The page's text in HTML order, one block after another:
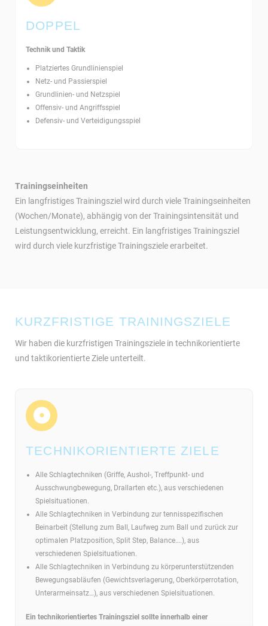
DOPPEL
Technik und Taktik
Platziertes Grundlinienspiel
Netz- und Passierspiel
Grundlinien- und Netzspiel
Offensiv- und Angriffsspiel
Defensiv- und Verteidigungsspiel
Trainingseinheiten
Ein langfristiges Trainingsziel wird durch viele Trainingseinheiten
(Wochen/Monate), abhängig von der Trainingsintensität und
Leistungsentwicklung, erreicht. Ein langfristiges Trainingsziel
wird durch viele kurzfristige Trainingsziele erarbeitet.
KURZFRISTIGE TRAININGSZIELE
Wir haben die kurzfristigen Trainingsziele in technikorientierte
und taktikorientierte Ziele unterteilt.
TECHNIKORIENTIERTE ZIELE
Alle Schlagtechniken (Griffe, Aushol-, Treffpunkt- und
Ausschwungbewegung, Drallarten etc.), aus verschiedenen
Spielsituationen.
Alle Schlagtechniken in Verbindung zur tennisspezifischen
Beinarbeit (Stellung zum Ball, Laufweg zum Ball und zurück zur
optimalen Platzposition, Split Step, Balance….), aus
verschiedenen Spielsituationen.
Alle Schlagtechniken in Verbindung zu körperunterstützenden
Bewegungsabläufen (Gewichtsverlagerung, Oberkörperrotation,
Unterarmeinsatz…), aus verschiedenen Spielsituationen.
Ein technikorientiertes Trainingsziel sollte innerhalb einer